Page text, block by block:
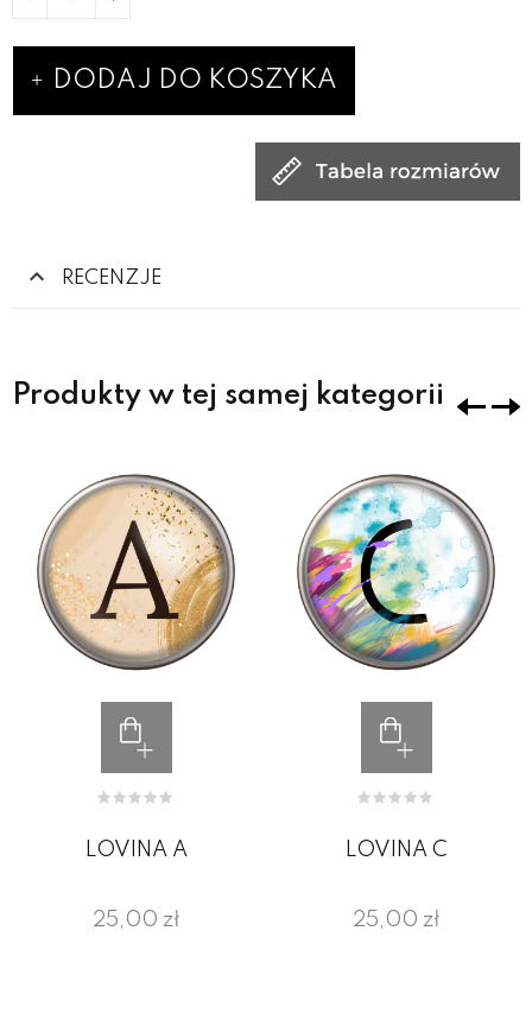
DODAJ DO KOSZYKA
RECENZJE
Produkty w tej samej kategorii
LOVINA A
25,00 zł
LOVINA C
25,00 zł